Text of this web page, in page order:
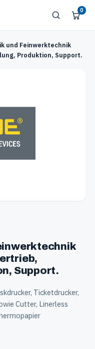
0
und Feinwerktechnik
Produktion, Support.
Support.
Ticketdrucker,
Cutter, Linerless